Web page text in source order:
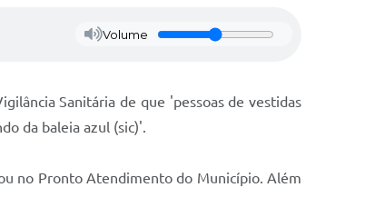
Volume
Sanitária de que 'pessoas de vestidas
da baleia azul (sic)'.
no Pronto Atendimento do Município. Além